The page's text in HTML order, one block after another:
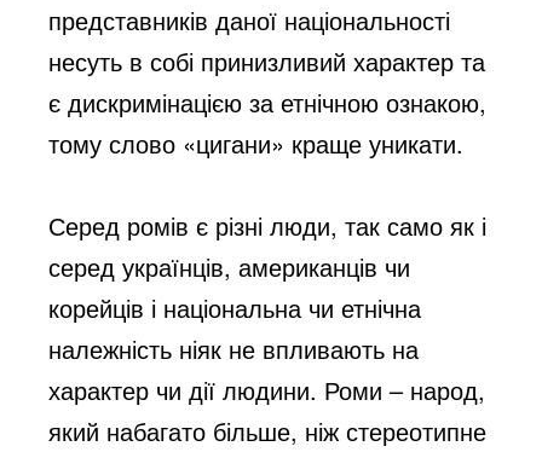
представників даної національності
несуть в собі принизливий характер та
є дискримінацією за етнічною ознакою,
тому слово «цигани» краще уникати.
Серед ромів є різні люди, так само як і
серед українців, американців чи
корейців і національна чи етнічна
належність ніяк не впливають на
характер чи дії людини. Роми – народ,
який набагато більше, ніж стереотипне